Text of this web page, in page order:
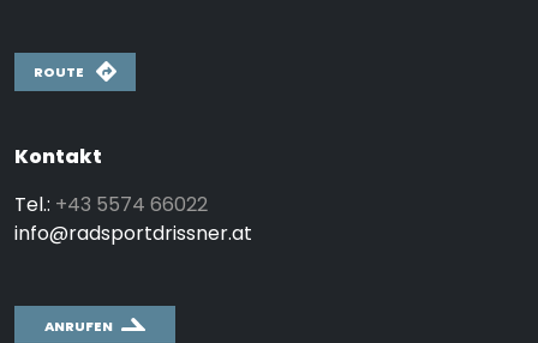
ROUTE
Kontakt
Tel.: +43 5574 66022
info@radsportdrissner.at
ANRUFEN